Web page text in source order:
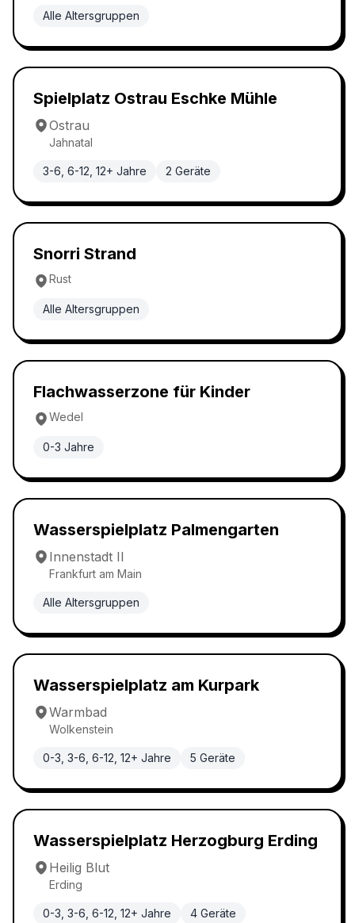
Alle Altersgruppen
Klassischer Spielplatz
Spielplatz Ostrau Eschke Mühle
Ostrau
Jahnatal
3-6, 6-12, 12+ Jahre 2 Geräte
Wasserspielplatz
Snorri Strand
Rust
Alle Altersgruppen
Wasserspielplatz
Flachwasserzone für Kinder
Wedel
0-3 Jahre
Wasserspielplatz
Wasserspielplatz Palmengarten
Innenstadt II
Frankfurt am Main
Alle Altersgruppen
Wasserspielplatz
Wasserspielplatz am Kurpark
Warmbad
Wolkenstein
0-3, 3-6, 6-12, 12+ Jahre 5 Geräte
Wasserspielplatz 4.9
Wasserspielplatz Herzogburg Erding
Heilig Blut
Erding
0-3, 3-6, 6-12, 12+ Jahre 4 Geräte